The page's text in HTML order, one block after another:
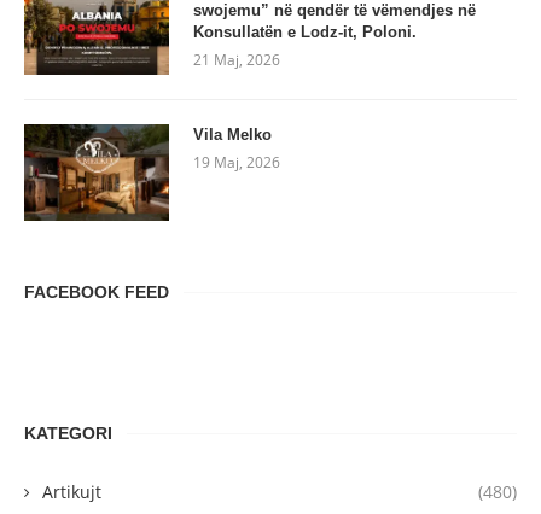
swojemu” në qendër të vëmendjes në
Konsullatën e Lodz-it, Poloni.
21 Maj, 2026
Vila Melko
19 Maj, 2026
FACEBOOK FEED
KATEGORI
Artikujt (480)